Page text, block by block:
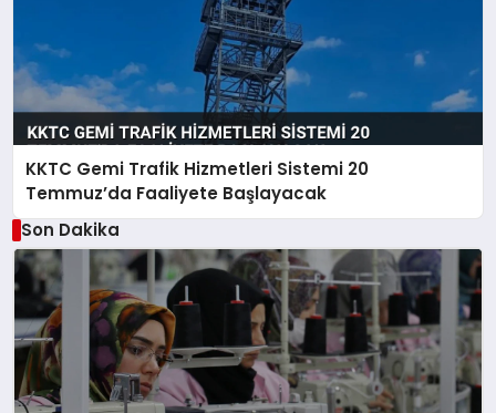
KKTC Gemi Trafik Hizmetleri Sistemi 20
Temmuz’da Faaliyete Başlayacak
Son Dakika